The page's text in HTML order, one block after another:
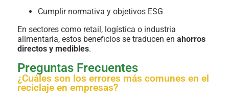
Cumplir normativa y objetivos ESG
En sectores como retail, logística o industria
alimentaria, estos beneficios se traducen en ahorros
directos y medibles.
Preguntas Frecuentes
¿Cuáles son los errores más comunes en el
reciclaje en empresas?